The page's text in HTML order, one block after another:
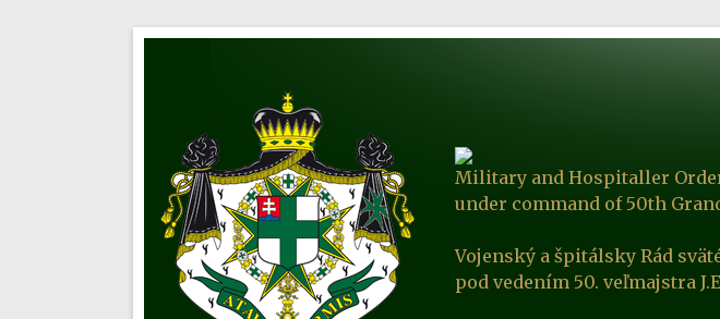
Military and Hospitaller
under command of 50th
Vojenský a špitálsky Rád
pod vedením 50. veľmajstra